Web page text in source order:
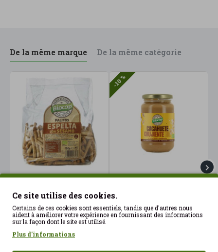
De la même marque De la même catégorie
sésame 150 g Biocop ECO
3.59€
-10 %
ECO
4.10€ 4.55€
Ce site utilise des cookies.
Certains de ces cookies sont essentiels, tandis que d'autres nous
aident à améliorer votre expérience en fournissant des informations
sur la façon dont le site est utilisé.
Plus d'informations